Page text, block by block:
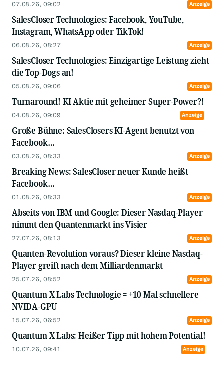
07.08.26, 09:02 Anzeige
SalesCloser Technologies: Facebook, YouTube,
Instagram, WhatsApp oder TikTok!
06.08.26, 08:27 Anzeige
SalesCloser Technologies: Einzigartige Leistung zieht
die Top-Dogs an!
05.08.26, 09:06 Anzeige
Turnaround! KI Aktie mit geheimer Super-Power?!
04.08.26, 09:09 Anzeige
Große Bühne: SalesClosers KI-Agent benutzt von
Facebook…
03.08.26, 08:33 Anzeige
Breaking News: SalesCloser neuer Kunde heißt
Facebook…
01.08.26, 08:33 Anzeige
Abseits von IBM und Google: Dieser Nasdaq-Player
nimmt den Quantenmarkt ins Visier
27.07.26, 08:13 Anzeige
Quanten-Revolution voraus? Dieser kleine Nasdaq-
Player greift nach dem Milliardenmarkt
25.07.26, 08:52 Anzeige
Quantum X Labs Technologie = +10 Mal schnellere
NVIDA-GPU
15.07.26, 06:52 Anzeige
Quantum X Labs: Heißer Tipp mit hohem Potential!
10.07.26, 09:41 Anzeige